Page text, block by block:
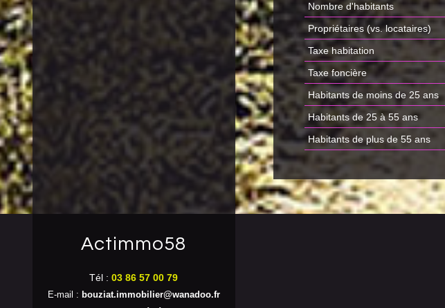
Nombre d'habitants
Propriétaires (vs. locataires)
Taxe habitation
Taxe foncière
Habitants de moins de 25 ans
Habitants de 25 à 55 ans
Habitants de plus de 55 ans
actimmo58
Tél :03 86 57 00 79
E-mail : bouziat.immobilier@wanadoo.fr